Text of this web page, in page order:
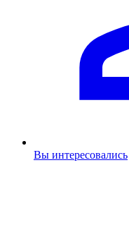
Вы интересовались